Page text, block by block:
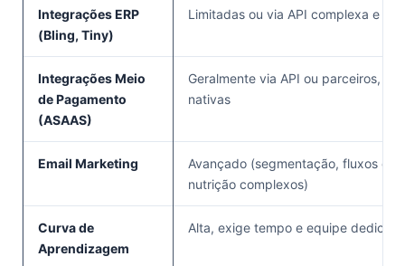
Integrações ERP
(Bling, Tiny)
Limitadas ou via API complexa e
Integrações Meio
de Pagamento
(ASAAS)
Geralmente via API ou parceiros, não
nativas
Email Marketing
Avançado (segmentação, fluxos de
nutrição complexos)
Curva de
Aprendizagem
Alta, exige tempo e equipe